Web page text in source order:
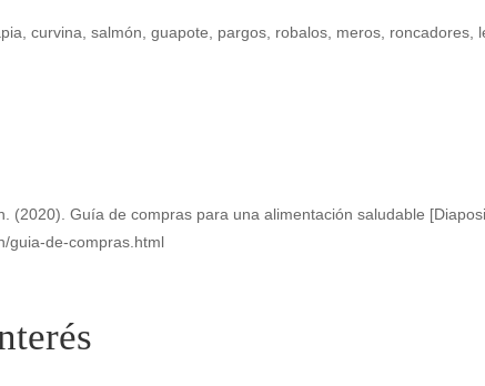
curvina, salmón, guapote, pargos, robalos, meros, roncadores,
(2020). Guía de compras para una alimentación saludable
guia-de-compras.html